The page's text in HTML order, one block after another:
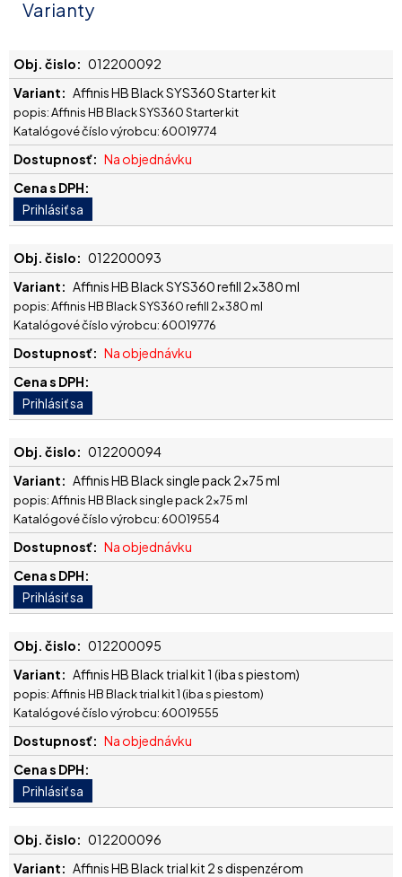
Varianty
012200092
Affinis HB Black SYS360 Starter kit
popis: Affinis HB Black SYS360 Starter kit
Katalógové číslo výrobcu: 60019774
Na objednávku
012200093
Affinis HB Black SYS360 refill 2x380 ml
popis: Affinis HB Black SYS360 refill 2x380 ml
Katalógové číslo výrobcu: 60019776
Na objednávku
012200094
Affinis HB Black single pack 2x75 ml
popis: Affinis HB Black single pack 2x75 ml
Katalógové číslo výrobcu: 60019554
Na objednávku
012200095
Affinis HB Black trial kit 1 (iba s piestom)
popis: Affinis HB Black trial kit 1 (iba s piestom)
Katalógové číslo výrobcu: 60019555
Na objednávku
012200096
Affinis HB Black trial kit 2 s dispenzérom